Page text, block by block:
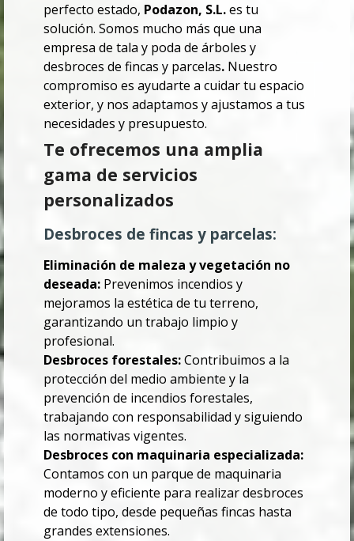
perfecto estado, Podazon, S.L.es tu
solución. Somos mucho más que una
empresa de tala y poda de árboles y
desbroces de fincas y parcelas. Nuestro
compromiso es ayudarte a cuidar tu espacio
exterior, y nos adaptamos y ajustamos a tus
necesidades y presupuesto.
Te ofrecemos una amplia
gama de servicios
personalizados
Desbroces de fincas y parcelas:
Eliminación de maleza y vegetación no
deseada: Prevenimos incendios y
mejoramos la estética de tu terreno,
garantizando un trabajo limpio y
profesional.
Desbroces forestales:Contribuimos a la
protección del medio ambiente y la
prevención de incendios forestales,
trabajando con responsabilidad y siguiendo
las normativas vigentes.
Desbroces con maquinaria especializada:
Contamos con un parque de maquinaria
moderno y eficiente para realizar desbroces
de todo tipo, desde pequeñas fincas hasta
grandes extensiones.